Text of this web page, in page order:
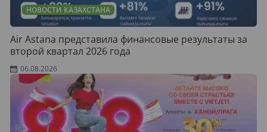
НОВОСТИ КАЗАХСТАНА
Air Astana представила финансовые результаты за
второй квартал 2026 года
06.08.2026